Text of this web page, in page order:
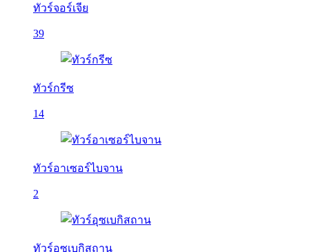
ทัวร์จอร์เจีย
39
ทัวร์กรีซ
14
ทัวร์อาเซอร์ไบจาน
2
ทัวร์อุซเบกิสถาน